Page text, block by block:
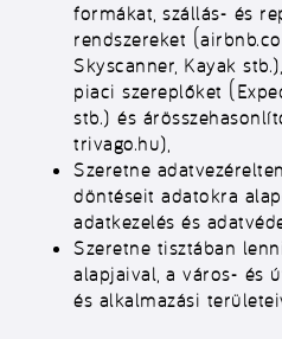
formákat, szállás- és
rendszereket
Skyscanner, Kayak
piaci szereplőket
stb.) és
trivago.hu),
Szeretne
döntéseit adatokra
adatkezelés és
Szeretne tisztában
alapjaival, a város- és
és alkalmazási